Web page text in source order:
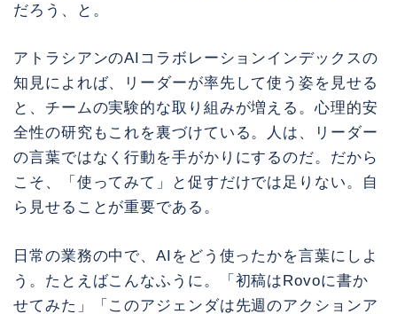
だろう、と。
アトラシアンのAIコラボレーションインデックスの
知見によれば、リーダーが率先して使う姿を見せる
と、チームの実験的な取り組みが増える。心理的安
全性の研究もこれを裏づけている。人は、リーダー
の言葉ではなく行動を手がかりにするのだ。だから
こそ、「使ってみて」と促すだけでは足りない。自
ら見せることが重要である。
日常の業務の中で、AIをどう使ったかを言葉にしよ
う。たとえばこんなふうに。「初稿はRovoに書か
せてみた」「このアジェンダは先週のアクションア